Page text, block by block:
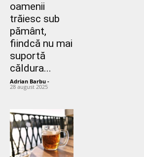
oamenii
trăiesc sub
pământ,
fiindcă nu mai
suportă
căldura...
Adrian Barbu -
28 august 2025